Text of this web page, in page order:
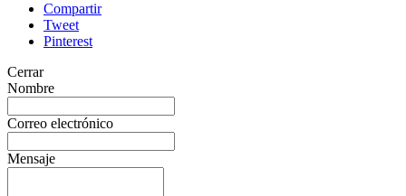
Compartir
Tweet
Pinterest
Cerrar
Nombre
Correo electrónico
Mensaje